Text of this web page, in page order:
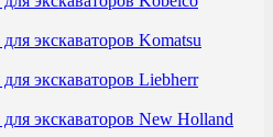
экскаваторов Komatsu
экскаваторов Liebherr
экскаваторов New Holland